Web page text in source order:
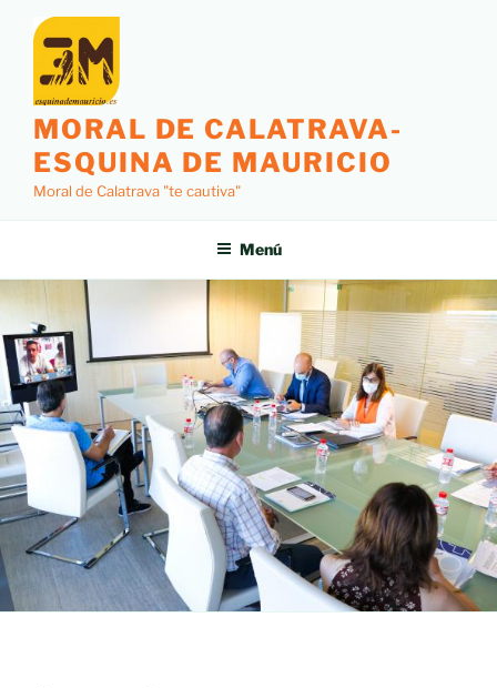
MORAL DE CALATRAVA-
ESQUINA DE MAURICIO
Moral de Calatrava "te cautiva"
Menú